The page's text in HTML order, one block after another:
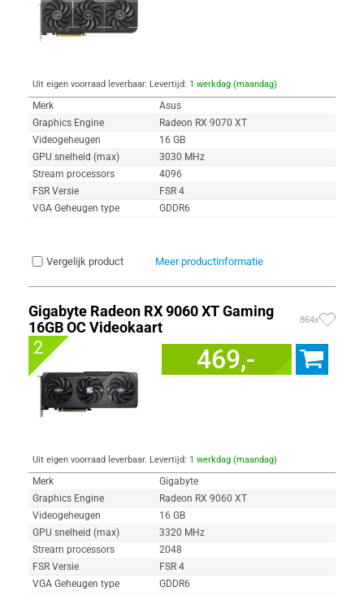
Uit eigen voorraad leverbaar. Levertijd: 1 werkdag (maandag)
Merk
Asus
Graphics Engine
Radeon RX 9070 XT
Videogeheugen
16 GB
GPU snelheid (max)
3030 MHz
Stream processors
4096
FSR Versie
FSR 4
VGA Geheugen type
GDDR6
Vergelijk product Meer productinformatie
Gigabyte Radeon RX 9060 XT Gaming
16GB OC Videokaart
864x
2 469,-
Uit eigen voorraad leverbaar. Levertijd: 1 werkdag (maandag)
Merk
Gigabyte
Graphics Engine
Radeon RX 9060 XT
Videogeheugen
16 GB
GPU snelheid (max)
3320 MHz
Stream processors
2048
FSR Versie
FSR 4
VGA Geheugen type
GDDR6